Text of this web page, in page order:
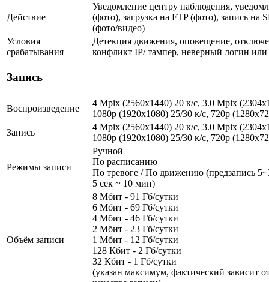
Действие
Уведомление центру наблюдения,
(фото), загрузка на FTP (фото), запись на
(фото/видео)
Условия
срабатывания
Детекция движения, оповещение,
конфликт IP/ тампер, неверный логин или
Запись
Воспроизведение
4 Mpix (2560x1440) 20 к/с, 3.0 Mpix
1080p (1920x1080) 25/30 к/с, 720p
Запись
4 Mpix (2560x1440) 20 к/с, 3.0 Mpix
1080p (1920x1080) 25/30 к/с, 720p
Режимы записи
Ручной
По расписанию
По тревоге / По движению (предзапись
5 сек ~ 10 мин)
Объём записи
8 Мбит - 91 Гб/сутки
6 Мбит - 69 Гб/сутки
4 Мбит - 46 Гб/сутки
2 Мбит - 23 Гб/сутки
1 Мбит - 12 Гб/сутки
128 Кбит - 2 Гб/сутки
32 Кбит - 1 Гб/сутки
(указан максимум, фактический зависит